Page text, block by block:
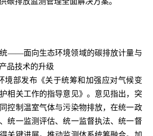
——面向生态环境领域的碳排放计量与
品技术的升级
境部发布《关于统筹和加强应对气候变
相关工作的指导意见》。意见指出，突
控制温室气体与污染物排放，在统一政
统一监测评估、统一监督执法、统一督